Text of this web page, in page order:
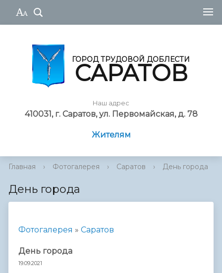
ГОРОД ТРУДОВОЙ ДОБЛЕСТИ
САРАТОВ
Наш адрес
410031, г. Саратов, ул. Первомайская, д. 78
Жителям
Главная › Фотогалерея › Саратов › День города
День города
Фотогалерея » Саратов
День города
19.09.2021